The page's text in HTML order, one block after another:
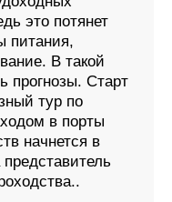
это потянет
питания,
В такой
прогнозы. Старт
тур по
в порты
начнется в